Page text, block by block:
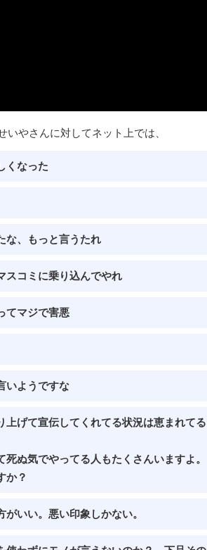
やさんに対してネット上では、
くなった
な、もっと言うたれ
スコミに乗り込んでやれ
てマジで害悪
いようですな
上げて宣伝してくれてる状況は恵まれてる
ぬ気でやってる人もたくさんいますよ。
か？
いい。悪い印象しかない。